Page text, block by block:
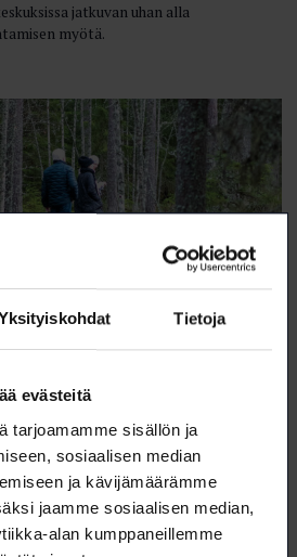
Tietoja
evästeitä
tarjoamamme sisällön ja
sosiaalisen median
ja kävijämäärämme
jaamme sosiaalisen median,
alan kumppaneillemme
jatkuvan uhan alla
myötä.
nimetty alue, joka sijaitsee